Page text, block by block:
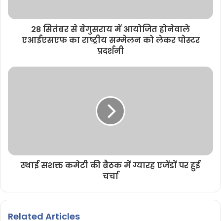
28 सितंबर से बेगुसराय में आयोजित होनेवाले
एआईएसएफ का राष्ट्रीय सम्मेलन को लेकर पोस्टर
प्रदर्शनी
स्थाई सशक्त कमेटी की बैठक में ग्यारह एजेंडों पर हुई
चर्चा
Related Articles